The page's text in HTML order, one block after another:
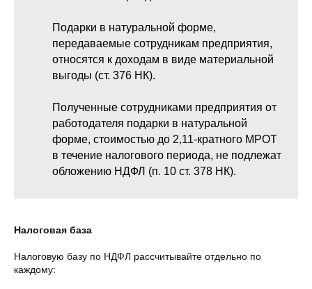
Подарки в натуральной форме,
передаваемые сотрудникам предприятия,
относятся к доходам в виде материальной
выгоды (ст. 376 НК).
Полученные сотрудниками предприятия от
работодателя подарки в натуральной
форме, стоимостью до 2,11-кратного МРОТ
в течение налогового периода, не подлежат
обложению НДФЛ (п. 10 ст. 378 НК).
Налоговая база
Налоговую базу по НДФЛ рассчитывайте отдельно по
каждому: